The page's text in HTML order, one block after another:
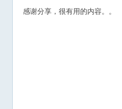
感谢分享，很有用的内容。。